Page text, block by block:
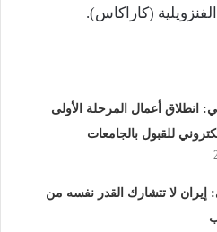
(كاراكاس).
انطلاق أعمال المرحلة الأولى
للقبول بالجامعات
لا تتشارك القدر نفسه من